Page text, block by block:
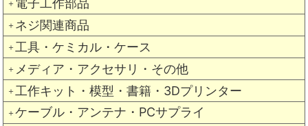
＋ 電子工作部品
＋ ネジ関連商品
＋ 工具・ケミカル・ケース
＋ メディア・アクセサリ・その他
＋ 工作キット・模型・書籍・3Dプリンター
＋ ケーブル・アンテナ・PCサプライ